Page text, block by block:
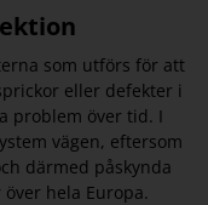
som utförs för att
eller defekter i
problem över tid. I
vägen, eftersom
därmed påskynda
hela Europa.